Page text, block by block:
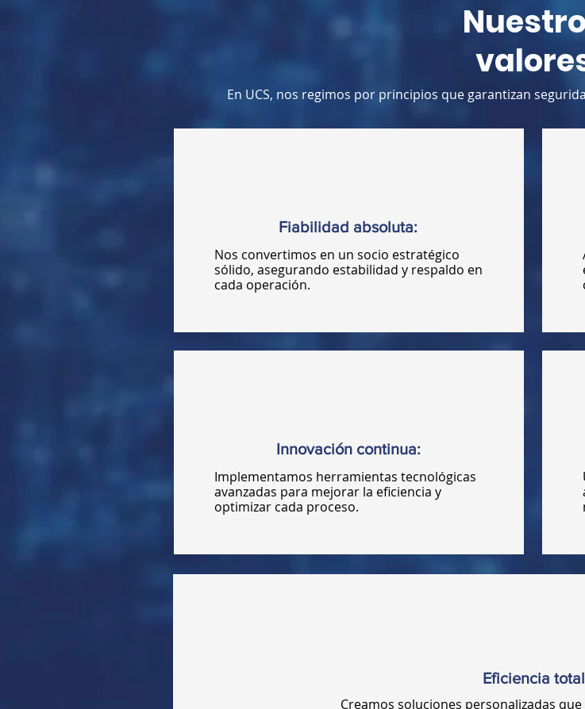
En UCS, nos regimos por principios que garantizan
Fiabilidad absoluta:
Nos convertimos en un socio estratégico
sólido, asegurando estabilidad y respaldo en
cada operación.
Innovación continua:
Implementamos herramientas tecnológicas
avanzadas para mejorar la eficiencia y
optimizar cada proceso.
Eficiencia
Creamos soluciones personalizadas